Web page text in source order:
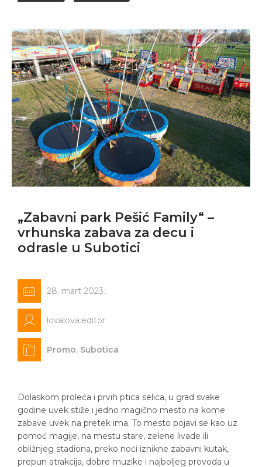
„Zabavni park Pešić Family“ –
vrhunska zabava za decu i
odrasle u Subotici
28. mart 2023.
lovalova.editor
Promo, Subotica
Dolaskom proleća i prvih ptica selica, u grad svake
godine uvek stiže i jedno magično mesto na kome
zabave uvek na pretek ima. To mesto pojavi se kao uz
pomoć magije, na mestu stare, zelene livade ili
obližnjeg stadiona, preko noći iznikne zabavni kutak,
prepun atrakcija, dobre muzike i najboljeg provoda u